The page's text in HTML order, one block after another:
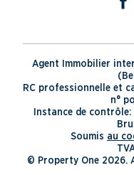
Agent Immobilier
RC professionnelle et
n°
Instance de contrôle:
Soumis au
© Property One 2026.